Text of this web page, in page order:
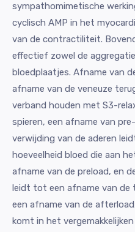
sympathomimetische
cyclisch AMP in het
van de contractiliteit.
effectief zowel de
bloedplaatjes. Afname van
afname van de veneuze
verband houden met S3-
spieren, een afname van
verwijding van de aderen
hoeveelheid bloed die aan
afname van de preload, en
leidt tot een afname van de
een afname van de
komt in het